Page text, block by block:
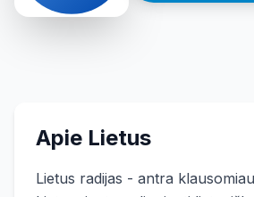
Apie Lietus
Lietus radijas - antra